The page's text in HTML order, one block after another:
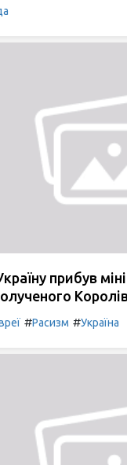
прибув
#Расизм #Україна